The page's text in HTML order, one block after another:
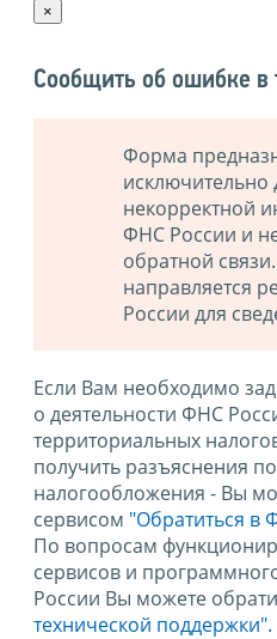
×
Сообщить об ошибке в
Форма
некорректной
ФНС России и
обратной
направляется
России для
Если Вам необходимо
о деятельности ФНС
территориальных
получить разъяснения
налогообложения - Вы
сервисом "Обратиться в
По вопросам
сервисов и
России Вы можете
технической поддержки".